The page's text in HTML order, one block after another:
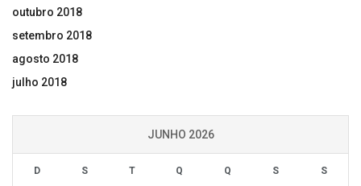
outubro 2018
setembro 2018
agosto 2018
julho 2018
JUNHO 2026
D S T Q Q S S